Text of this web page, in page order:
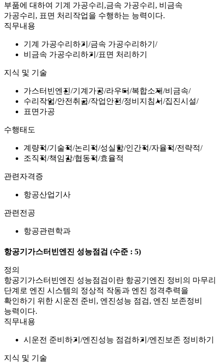
부품에 대하여 기계 가공수리,금속 가공수리, 비금속
가공수리, 표면 처리작업을 수행하는 능력이다.
직무내용
기계 가공수리하기
금속 가공수리하기
비금속 가공수리하기
표면 처리하기
지식 및 기술
가스터빈엔진 기계가공 라우터 복합소재 비금속
수리작업 안전취급 작업안전 정비지침서 집진시설
표면가공
수행태도
계량적 기술적 논리적 성실함 인간적 자율적 전략적
조직적 책임감 협동적 효율적
관련자격증
항공산업기사
관련전공
항공관련학과
항공기가스터빈엔진 성능점검 (수준 : 5)
정의
항공기가스터빈엔진 성능점검이란 항공기엔진 정비의 마무리
단계로 엔진 시스템의 정상적 작동과 엔진 정격추력을
확인하기 위한 시운전 준비, 엔진성능 점검, 엔진 보존정비
능력이다.
직무내용
시운전 준비하기 엔진성능 점검하기 엔진보존 정비하기
지식 및 기술